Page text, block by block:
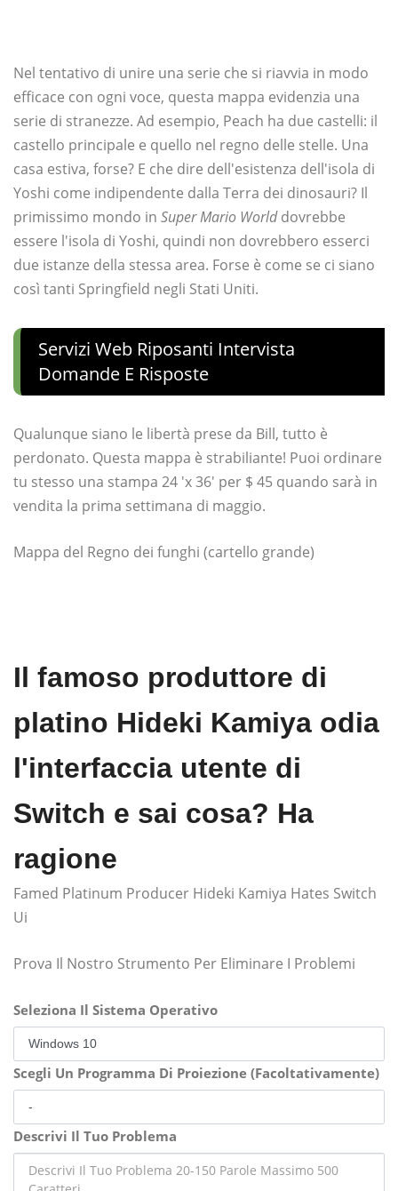
Nel tentativo di unire una serie che si riavvia in modo
efficace con ogni voce, questa mappa evidenzia una
serie di stranezze. Ad esempio, Peach ha due castelli: il
castello principale e quello nel regno delle stelle. Una
casa estiva, forse? E che dire dell'esistenza dell'isola di
Yoshi come indipendente dalla Terra dei dinosauri? Il
primissimo mondo in Super Mario Worlddovrebbe
essere l'isola di Yoshi, quindi non dovrebbero esserci
due istanze della stessa area. Forse è come se ci siano
così tanti Springfield negli Stati Uniti.
Servizi Web Riposanti Intervista
Domande E Risposte
Qualunque siano le libertà prese da Bill, tutto è
perdonato. Questa mappa è strabiliante! Puoi ordinare
tu stesso una stampa 24 'x 36' per $ 45 quando sarà in
vendita la prima settimana di maggio.
Mappa del Regno dei funghi (cartello grande)
Il famoso produttore di
platino Hideki Kamiya odia
l'interfaccia utente di
Switch e sai cosa? Ha
ragione
Famed Platinum Producer Hideki Kamiya Hates Switch
Ui
Prova Il Nostro Strumento Per Eliminare I Problemi
Seleziona Il Sistema Operativo
Scegli Un Programma Di Proiezione (Facoltativamente)
Descrivi Il Tuo Problema